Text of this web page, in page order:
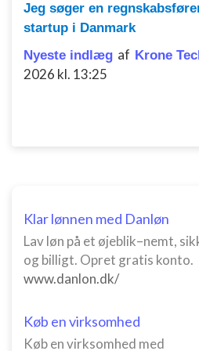
Jeg søger en
startup i Danmark
Nyeste indlæg af Krone
2026 kl. 13:25
Klar lønnen med Danløn
Lav løn på et øjeblik–nemt,
og billigt. Opret gratis konto.
www.danlon.dk/
Køb en virksomhed
Køb en virksomhed med
Måle indholdseffektivitet
Forstå målgrupper gennem
kombinationer af oplysninger
kilder
placeringsoplysninger
Identificere enheder baseret på
anmodede oplysninger
Ikke-IAB-behandlingsformål:
Ydeevne